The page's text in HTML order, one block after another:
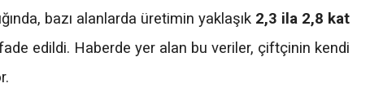
bazı alanlarda üretimin yaklaşık 2,3 ila 2,8 kat
edildi. Haberde yer alan bu veriler, çiftçinin kendi